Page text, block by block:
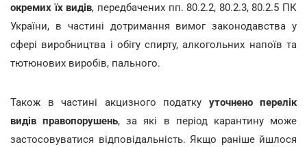
окремих їх видів, передбачених пп. 80.2.2, 80.2.3, 80.2.5 ПК
України, в частині дотримання вимог законодавства у
сфері виробництва і обігу спирту, алкогольних напоїв та
тютюнових виробів, пального.
Також в частині акцизного податку уточнено перелік
видів правопорушень, за які в період карантину може
застосовуватися відповідальність. Якщо раніше йшлося